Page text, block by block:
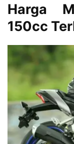
Harga
150cc